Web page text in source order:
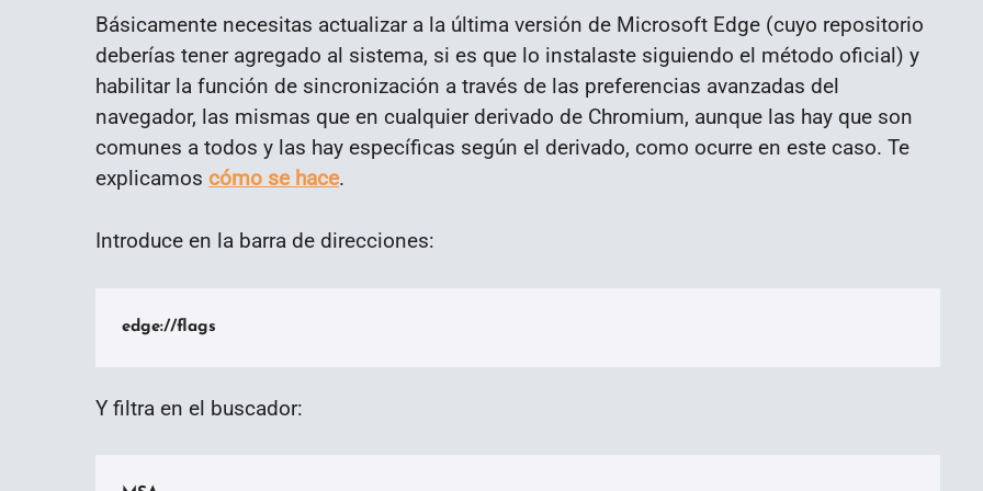
Básicamente necesitas actualizar a la última versión de Microsoft Edge (cuyo repositorio
deberías tener agregado al sistema, si es que lo instalaste siguiendo el método oficial) y
habilitar la función de sincronización a través de las preferencias avanzadas del
navegador, las mismas que en cualquier derivado de Chromium, aunque las hay que son
comunes a todos y las hay específicas según el derivado, como ocurre en este caso. Te
explicamos cómo se hace.
Introduce en la barra de direcciones:
edge://flags
Y filtra en el buscador: